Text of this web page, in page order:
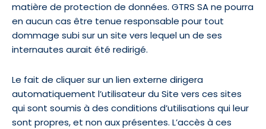
matière de protection de données. GTRS SA ne pourra
en aucun cas être tenue responsable pour tout
dommage subi sur un site vers lequel un de ses
internautes aurait été redirigé.
Le fait de cliquer sur un lien externe dirigera
automatiquement l’utilisateur du Site vers ces sites
qui sont soumis à des conditions d’utilisations qui leur
sont propres, et non aux présentes. L’accès à ces